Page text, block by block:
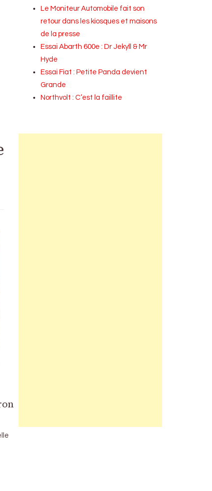
Le Moniteur Automobile fait son
retour dans les kiosques et maisons
de la presse
Essai Abarth 600e : Dr Jekyll & Mr
Hyde
Essai Fiat : Petite Panda devient
Grande
Northvolt : C’est la faillite